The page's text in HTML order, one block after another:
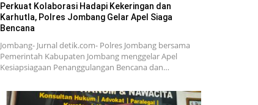
Perkuat Kolaborasi Hadapi Kekeringan dan
Karhutla, Polres Jombang Gelar Apel Siaga
Bencana
Jombang- Jurnal detik.com- Polres Jombang bersama
Pemerintah Kabupaten Jombang menggelar Apel
Kesiapsiagaan Penanggulangan Bencana dan…